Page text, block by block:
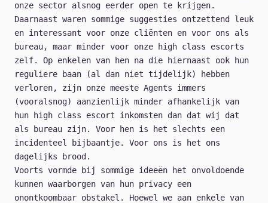
onze sector alsnog eerder open te krijgen.
Daarnaast waren sommige suggesties ontzettend leuk
en interessant voor onze cliënten en voor ons als
bureau, maar minder voor onze high class escorts
zelf. Op enkelen van hen na die hiernaast ook hun
reguliere baan (al dan niet tijdelijk) hebben
verloren, zijn onze meeste Agents immers
(vooralsnog) aanzienlijk minder afhankelijk van
hun high class escort inkomsten dan dat wij dat
als bureau zijn. Voor hen is het slechts een
incidenteel bijbaantje. Voor ons is het ons
dagelijks brood.
Voorts vormde bij sommige ideeën het onvoldoende
kunnen waarborgen van hun privacy een
onontkoombaar obstakel. Hoewel we aan enkele van